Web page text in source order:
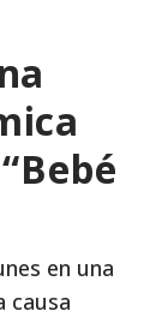
en una
causa